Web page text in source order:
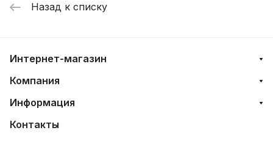
Назад к списку
Интернет-магазин
Компания
Информация
Контакты